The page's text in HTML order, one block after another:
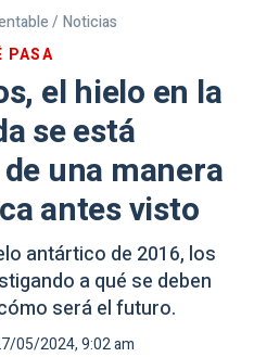
/ Noticias
PASA
el hielo en la
se está
una manera
antes visto
antártico de 2016, los
a qué se deben
será el futuro.
05/2024, 9:02 am